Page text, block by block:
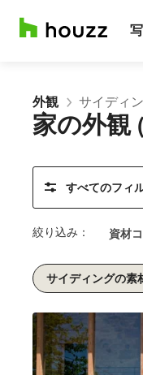
外観 サイディ
家の外観
すべてのフィ
絞り込み： 資材
サイディングの素